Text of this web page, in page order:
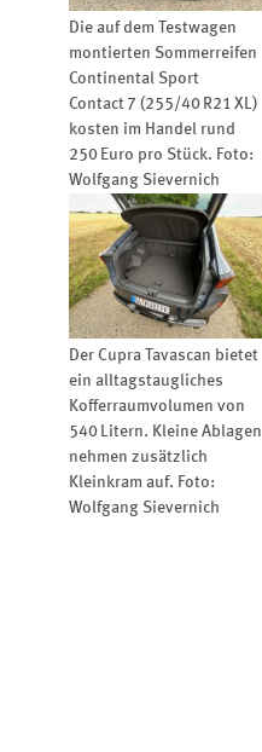
Die auf dem Testwagen
montierten Sommerreifen
Continental Sport
Contact 7 (255/40 R21 XL)
kosten im Handel rund
250 Euro pro Stück. Foto:
Wolfgang Sievernich
Der Cupra Tavascan bietet
ein alltagstaugliches
Kofferraumvolumen von
540 Litern. Kleine Ablagen
nehmen zusätzlich
Kleinkram auf. Foto:
Wolfgang Sievernich